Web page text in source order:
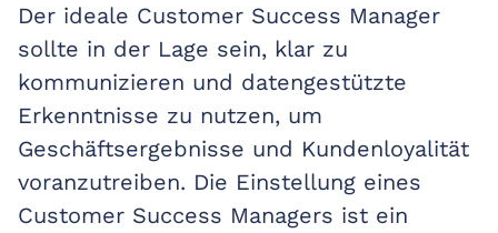
Der ideale Customer Success Manager
sollte in der Lage sein, klar zu
kommunizieren und datengestützte
Erkenntnisse zu nutzen, um
Geschäftsergebnisse und Kundenloyalität
voranzutreiben. Die Einstellung eines
Customer Success Managers ist ein